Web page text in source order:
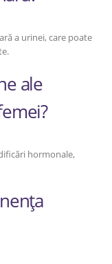
a urinei, care poate
ale
hormonale,